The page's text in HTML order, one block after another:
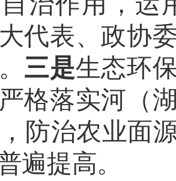
代表、政协
三是生态环
格落实河（
防治农业面
遍提高。